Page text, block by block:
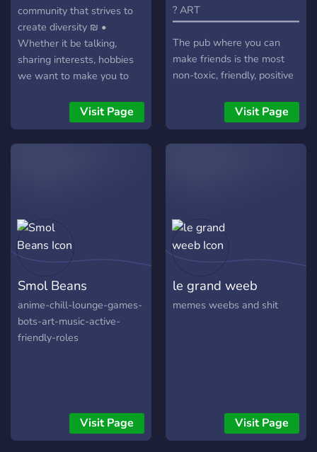
community that strives to
create diversity ₪ •
Whether it be talking,
sharing interests, hobbies
we want to make you to
in this social hub. All topics
range from anime, manga,
gaming, music and more •
Visit Page
? ART
The pub where you can
make friends is the most
non-toxic, friendly, positive
friendships. Regular events
& giveaways! Everyone is
welcome!
Visit Page
Smol Beans
anime-chill-lounge-games-
bots-art-music-active-
friendly-roles
Visit Page
le grand weeb
memes weebs and shit
Visit Page